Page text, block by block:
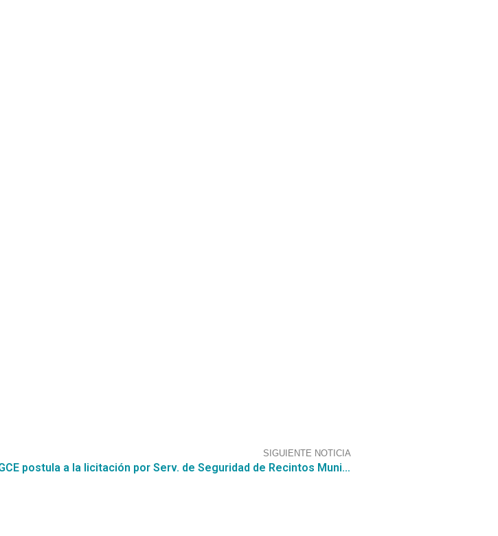
SIGUIENTE NOTICIA
Con CGCE postula a la licitación por Serv. de Seguridad de Recintos Municipales para la I. Municipalidad de Rancagua